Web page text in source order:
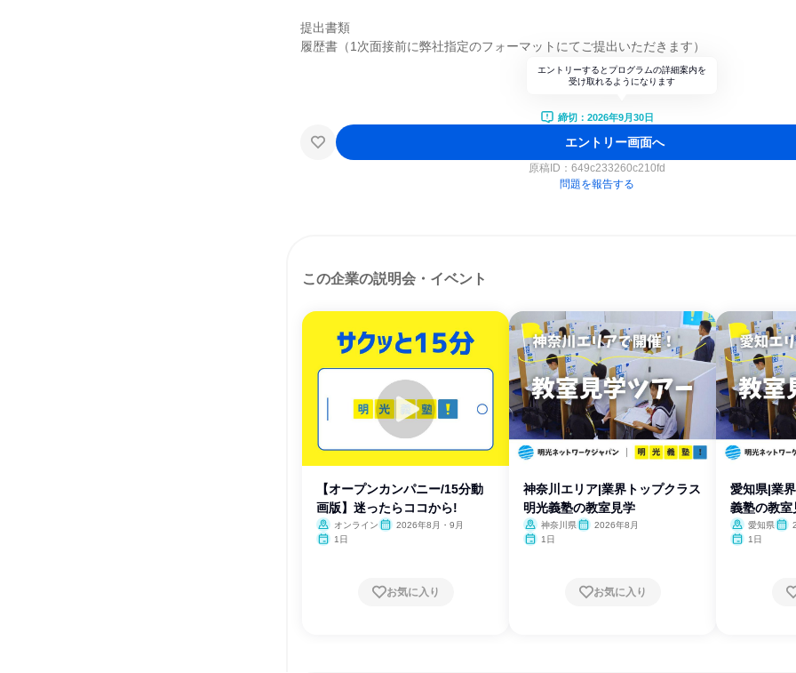
提出書類
履歴書（1次面接前に弊社指定のフォーマットにてご提出いただきます）
エントリーするとプログラムの詳細案内を
受け取れるようになります
締切：2026年9月30日
エントリー画面へ
原稿ID： 649c233260c210fd
問題を報告する
この企業の説明会・イベント
【オープンカンパニー/15分動
画版】迷ったらココから!
オンライン
2026年8月・9月
1日
お気に入り
神奈川エリア|業界トップクラス
明光義塾の教室見学
神奈川県
2026年8月
1日
お気に入り
愛知県|業
義塾の教室
愛知県
1日